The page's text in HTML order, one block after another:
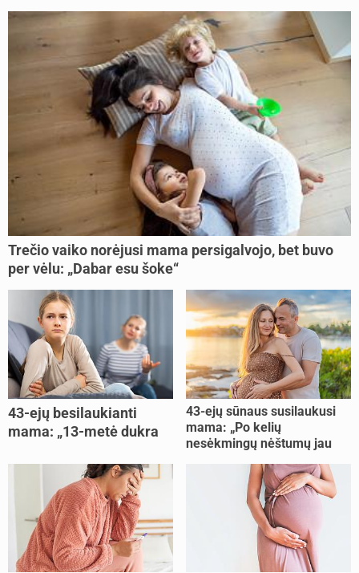
Trečio vaiko norėjusi mama persigalvojo, bet buvo
per vėlu: „Dabar esu šoke“
43-ejų besilaukianti
mama: „13-metė dukra
43-ejų sūnaus susilaukusi
mama: „Po kelių
nesėkmingų nėštumų jau